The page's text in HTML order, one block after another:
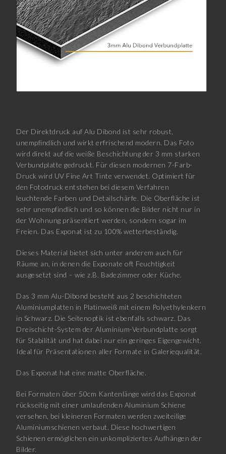
Der Direktdruck auf Alu Dibond ist sehr robust,
unempfindlich und wirkt erfrischend modern. Das Foto
wird direkt auf die weiße Beschichtung der 3 mm starken
Verbundplatte gedruckt. Für diesen modernen 7-Farb-
Druck wird UV Fine Art Tinte verwendet. Optimiert für
den Fotodruck entstehen bei diesem Verfahren
leuchtende Farben und Detailschärfe. Die Oberfläche ist
sehr unempfindlich und so können die Bilder nicht nur in
der Wohnung präsentiert werden, sondern sogar im
Freien. Das Exponat ist zu 100% wetterbeständig.
Dieses Material bietet sich unter anderem auch für
Räume an, in denen die Exponate oft Feuchtigkeit
ausgesetzt sind – wie z.B. Badezimmer oder Küche.
Das 3 mm Alu-Dibond besteht aus 2 beschichteten
Aluminiumplatten in Platinweiß mit einem Polyethylenkern
in Schwarz. Die Seitenoptik ist ebenfalls schwarz. Das
Dreischicht-System der Aluminium-Verbundplatte sorgt
für Stabilität und hat dabei nur ein geringes Eigengewicht.
Ideal für Präsentationen aller Formate in Galeriequalität.
Das Exponat hat eine matte Oberfläche.
Bei Formaten über 50cm Kantenlänge wird das Exponat
rückseitig mit einer umlaufenden Aluminium Schiene
versehen, bei kleineren Formaten werden zweiteilige
Aluminiumschienen verbaut. Diese hochwertigen
Schienen ermöglichen ein unkompliziertes Aufhängen der
Bilder.